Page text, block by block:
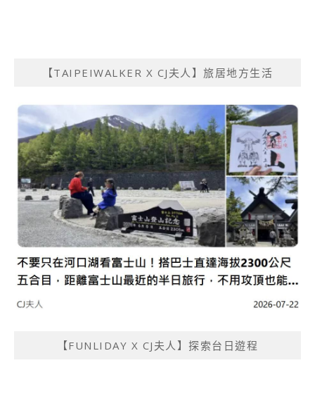
【TAIPEIWALKER X CJ夫人】旅居地方生活
【FUNLIDAY X CJ夫人】探索台日遊程